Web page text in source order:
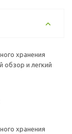
хранения
обзор и легкий
хранения